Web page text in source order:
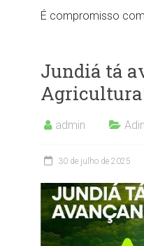
É compromisso
Jundiá tá
admin
30 de julho de 2025